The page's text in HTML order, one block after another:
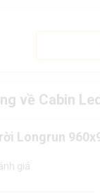
về Cabin
Longrun
giá